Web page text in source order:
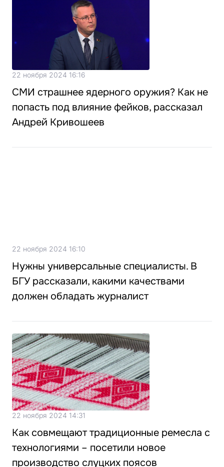
22 ноября 2024 16:16
СМИ страшнее ядерного оружия? Как не
попасть под влияние фейков, рассказал
Андрей Кривошеев
22 ноября 2024 16:10
Нужны универсальные специалисты. В
БГУ рассказали, какими качествами
должен обладать журналист
22 ноября 2024 14:31
Как совмещают традиционные ремесла с
технологиями – посетили новое
производство слуцких поясов